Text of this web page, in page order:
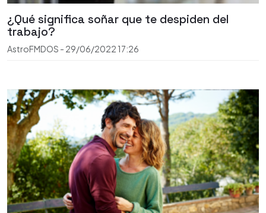
¿Qué significa soñar que te despiden del
trabajo?
AstroFMDOS - 29/06/2022 17:26